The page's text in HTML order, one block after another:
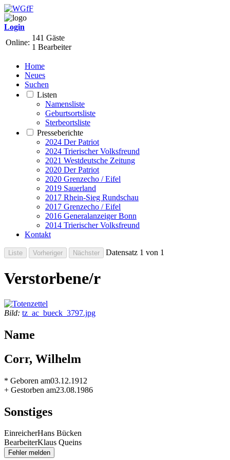
Login
Online:
141 Gäste
1 Bearbeiter
Home
Neues
Suchen
Listen
Namensliste
Geburtsortsliste
Sterbeortsliste
Presseberichte
2024 Der Patriot
2024 Trierischer Volksfreund
2021 Westdeutsche Zeitung
2020 Der Patriot
2020 Grenzecho / Eifel
2019 Sauerland
2017 Rhein-Sieg Rundschau
2017 Grenzecho / Eifel
2016 Generalanzeiger Bonn
2014 Trierischer Volksfreund
Kontakt
Datensatz 1 von 1
Verstorbene/r
Bild: tz_ac_bueck_3797.jpg
Name
Corr, Wilhelm
* Geboren am03.12.1912
+ Gestorben am23.08.1986
Sonstiges
EinreicherHans Bücken
BearbeiterKlaus Queins